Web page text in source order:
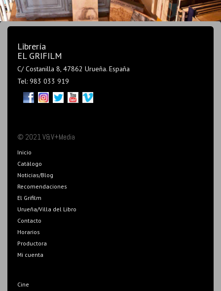
Librería
EL GRIFILM
C/ Costanilla 8, 47862 Urueña. España
Tel: 983 033 919
© 2021 V&V+Media
Inicio
Catálogo
Noticias/Blog
Recomendaciones
El Grifilm
Urueña/Villa del Libro
Contacto
Horarios
Productora
Mi cuenta
Cine